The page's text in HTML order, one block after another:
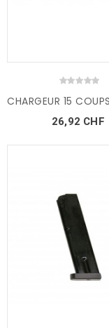
26,92 CHF